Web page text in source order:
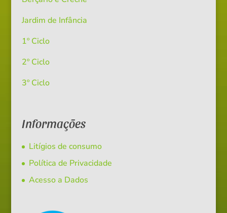
Jardim de Infância
1º Ciclo
2º Ciclo
3º Ciclo
Informações
Litígios de consumo
Política de Privacidade
Acesso a Dados